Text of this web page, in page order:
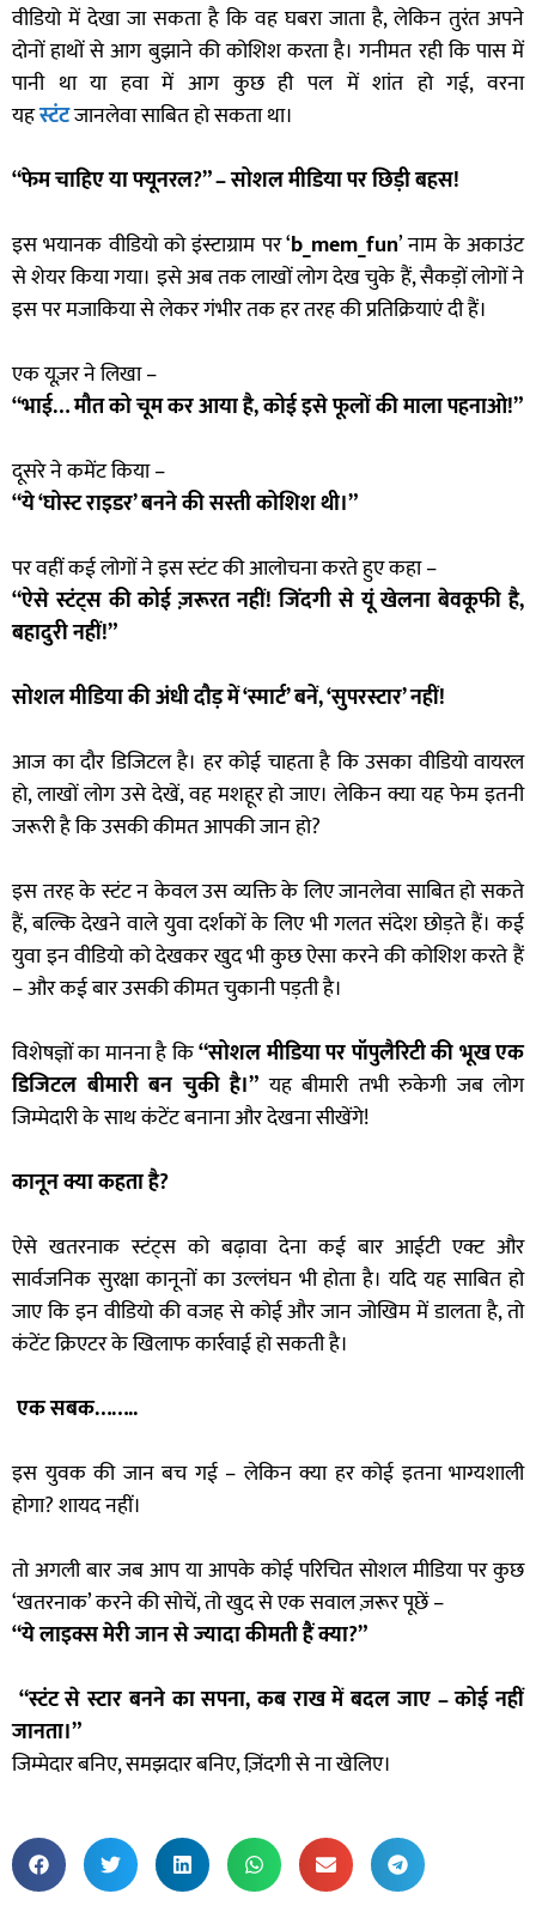
वीडियो में देखा जा सकता है कि वह घबरा जाता है, लेकिन तुरंत अपने
दोनों हाथों से आग बुझाने की कोशिश करता है। गनीमत रही कि पास में
पानी था या हवा में आग कुछ ही पल में शांत हो गई, वरना
यहस्टंटजानलेवा साबित हो सकता था।
“फेम चाहिए या फ्यूनरल?” – सोशल मीडिया पर छिड़ी बहस!
इस भयानक वीडियो को इंस्टाग्राम पर ‘b_mem_fun’ नाम के अकाउंट
से शेयर किया गया। इसे अब तक लाखों लोग देख चुके हैं, सैकड़ों लोगों ने
इस पर मजाकिया से लेकर गंभीर तक हर तरह की प्रतिक्रियाएं दी हैं।
एक यूज़र ने लिखा –
“भाई… मौत को चूम कर आया है, कोई इसे फूलों की माला पहनाओ!”
दूसरे ने कमेंट किया –
“ये ‘घोस्ट राइडर’ बनने की सस्ती कोशिश थी।”
पर वहीं कई लोगों ने इस स्टंट की आलोचना करते हुए कहा –
“ऐसे स्टंट्स की कोई ज़रूरत नहीं! जिंदगी से यूं खेलना बेवकूफी है,
बहादुरी नहीं!”
सोशल मीडिया की अंधी दौड़ में ‘स्मार्ट’ बनें, ‘सुपरस्टार’ नहीं!
आज का दौर डिजिटल है। हर कोई चाहता है कि उसका वीडियो वायरल
हो, लाखों लोग उसे देखें, वह मशहूर हो जाए। लेकिन क्या यह फेम इतनी
जरूरी है कि उसकी कीमत आपकी जान हो?
इस तरह के स्टंट न केवल उस व्यक्ति के लिए जानलेवा साबित हो सकते
हैं, बल्कि देखने वाले युवा दर्शकों के लिए भी गलत संदेश छोड़ते हैं। कई
युवा इन वीडियो को देखकर खुद भी कुछ ऐसा करने की कोशिश करते हैं
– और कई बार उसकी कीमत चुकानी पड़ती है।
विशेषज्ञों का मानना है कि“सोशल मीडिया पर पॉपुलैरिटी की भूख एक
डिजिटल बीमारी बन चुकी है।” यह बीमारी तभी रुकेगी जब लोग
जिम्मेदारी के साथ कंटेंट बनाना और देखना सीखेंगे!
कानून क्या कहता है?
ऐसे खतरनाक स्टंट्स को बढ़ावा देना कई बार आईटी एक्ट और
सार्वजनिक सुरक्षा कानूनों का उल्लंघन भी होता है। यदि यह साबित हो
जाए कि इन वीडियो की वजह से कोई और जान जोखिम में डालता है, तो
कंटेंट क्रिएटर के खिलाफ कार्रवाई हो सकती है।
एक सबक……..
इस युवक की जान बच गई – लेकिन क्या हर कोई इतना भाग्यशाली
होगा? शायद नहीं।
तो अगली बार जब आप या आपके कोई परिचित सोशल मीडिया पर कुछ
‘खतरनाक’ करने की सोचें, तो खुद से एक सवाल ज़रूर पूछें –
“ये लाइक्स मेरी जान से ज्यादा कीमती हैं क्या?”
“स्टंट से स्टार बनने का सपना, कब राख में बदल जाए – कोई नहीं
जानता।”
जिम्मेदार बनिए, समझदार बनिए, ज़िंदगी से ना खेलिए।